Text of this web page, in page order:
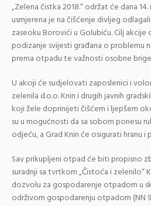
„Zelena čistka 2018.“ održat će dana
usmjerena je na čišćenje divljeg
zaseoku Borovići u Golubiću. Cilj akcije
podizanje svijesti građana o problemu
prema otpadu te važnosti osobne
U akciji će sudjelovati zaposlenici i
zelenila d.o.o. Knin i drugih javnih
koji žele doprinijeti čišćem i ljepšem
su u mogućnosti da sa sobom ponesu
odjeću, a Grad Knin će osigurati hranu i
Sav prikupljeni otpad će biti propisno
suradnji sa tvrtkom „Čistoća i zelenilo“
dozvolu za gospodarenje otpadom u
održivom gospodarenju otpadom (NN